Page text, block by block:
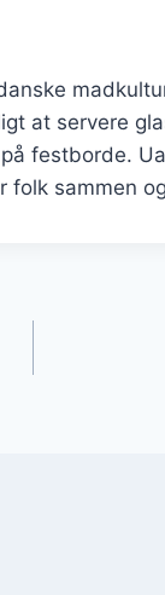
at servere
festborde.
sammen